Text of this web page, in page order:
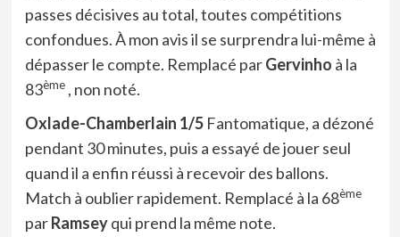
passes décisives au total, toutes compétitions
confondues. À mon avis il se surprendra lui-même à
dépasser le compte. Remplacé parGervinho à la
83ème , non noté.
Oxlade-Chamberlain 1/5Fantomatique, a dézoné
pendant 30 minutes, puis a essayé de jouer seul
quand il a enfin réussi à recevoir des ballons.
Match à oublier rapidement. Remplacé à la 68ème
parRamseyqui prend la même note.